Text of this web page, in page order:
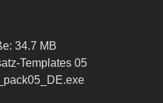
34.7 MB
Templates 05